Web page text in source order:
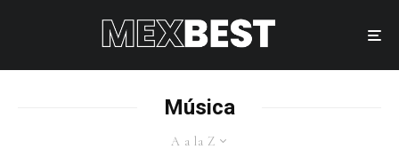
Música
A a la Z